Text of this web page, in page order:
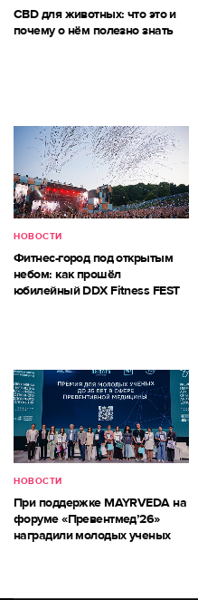
CBD для животных: что это и
почему о нём полезно знать
НОВОСТИ
Фитнес-город под открытым
небом: как прошёл
юбилейный DDX Fitness FEST
НОВОСТИ
При поддержке MAYRVEDA на
форуме «Превентмед’26»
наградили молодых ученых